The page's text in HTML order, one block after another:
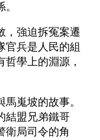
。
，強迫拆冤案遷
官兵是人民的組
學上的淵源，
嵬坡的故事。
結盟兄弟鐵哥
衛局司令的角